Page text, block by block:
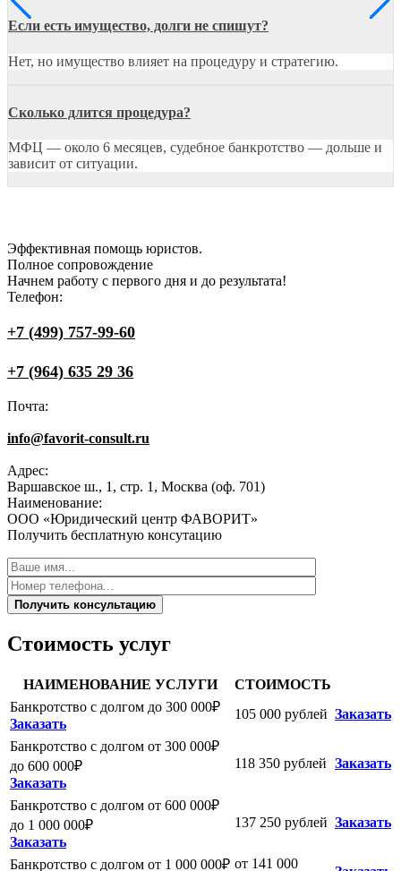
Если есть имущество, долги не спишут?
Нет, но имущество влияет на процедуру и стратегию.
Сколько длится процедура?
МФЦ — около 6 месяцев, судебное банкротство — дольше и
зависит от ситуации.
Эффективная помощь юристов.
Полное сопровождение
Начнем работу с первого дня и до результата!
Телефон:
+7 (499) 757-99-60
+7 (964) 635 29 36
Почта:
info@favorit-consult.ru
Адрес:
Варшавское ш., 1, стр. 1, Москва (оф. 701)
Наименование:
ООО «Юридический центр ФАВОРИТ»
Получить бесплатную консутацию
Получить консультацию
Стоимость услуг
НАИМЕНОВАНИЕ УСЛУГИ
СТОИМОСТЬ
Банкротство с долгом до 300 000₽
Заказать
105 000 рублей Заказать
Банкротство с долгом от 300 000₽
до 600 000₽
Заказать
118 350 рублей Заказать
Банкротство с долгом от 600 000₽
до 1 000 000₽
Заказать
137 250 рублей Заказать
Банкротство с долгом от 1 000 000₽ от 141 000